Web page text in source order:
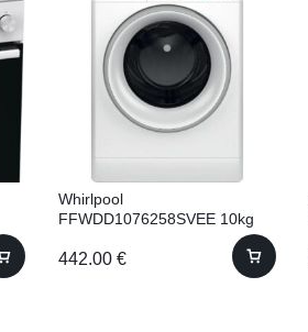
Whirlpool
FFWDD1076258SVEE 10kg
(FFWDD1076258 SV EE)
442.00 €